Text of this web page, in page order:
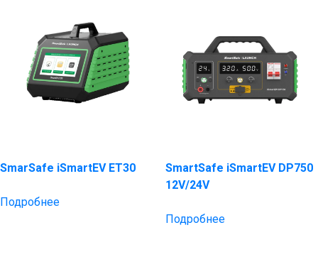
SmarSafe iSmartEV ET30
Подробнее
SmartSafe iSmartEV DP750
12V/24V
Подробнее